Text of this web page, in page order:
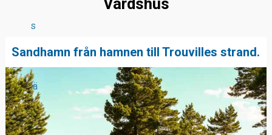
s
lä
Sandhamn från hamnen till Trouvilles strand.